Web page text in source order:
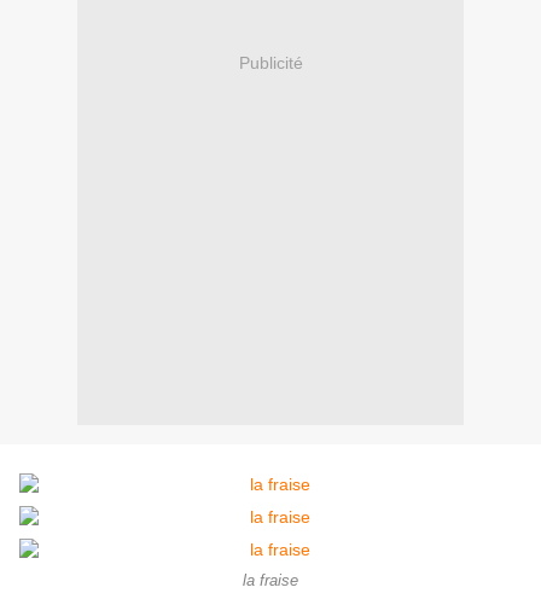
Publicité
la fraise